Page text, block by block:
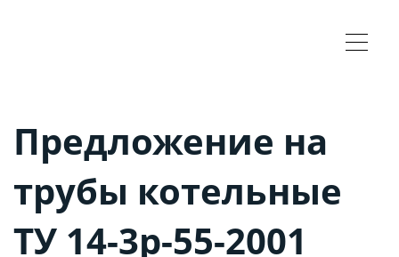
Предложение на
трубы котельные
ТУ 14-3р-55-2001